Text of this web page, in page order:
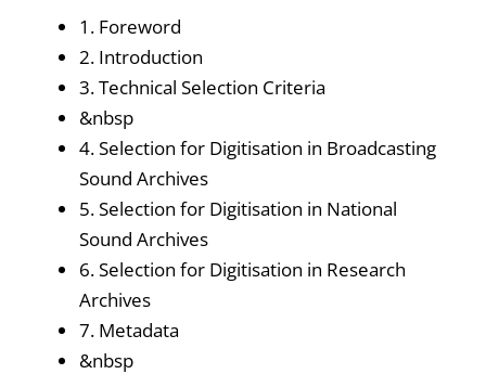
1. Foreword
2. Introduction
3. Technical Selection Criteria
&nbsp
4. Selection for Digitisation in Broadcasting
Sound Archives
5. Selection for Digitisation in National
Sound Archives
6. Selection for Digitisation in Research
Archives
7. Metadata
&nbsp